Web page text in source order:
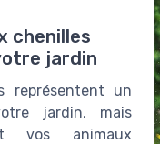
chenilles
jardin
représentent un
jardin, mais
vos animaux